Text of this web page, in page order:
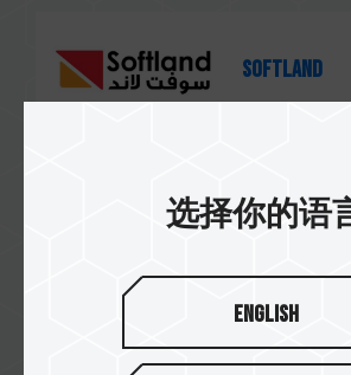
Softland
PC Doctor
Infiniarc
选择你的语
English